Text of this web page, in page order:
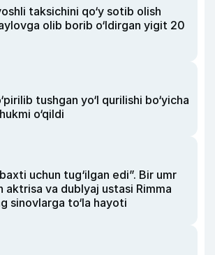
taksichini qo‘y sotib olish
olib borib o‘ldirgan yigit 20
tushgan yo‘l qurilishi bo‘yicha
o‘qildi
uchun tug‘ilgan edi”. Bir umr
aktrisa va dublyaj ustasi Rimma
sinovlarga to‘la hayoti